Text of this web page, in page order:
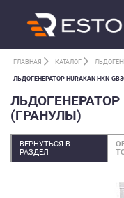
ГЛАВНАЯ КАТАЛОГ
ЛЬДОГЕНЕРАТОР HURAKAN HKN-
ЛЬДОГЕНЕРАТОР
(ГРАНУЛЫ)
ВЕРНУТЬСЯ В
РАЗДЕЛ